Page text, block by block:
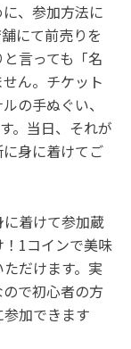
、参加方法に
にて前売りを
言っても「名
ん。チケット
の手ぬぐい、
。当日、それが
身に着けてご
着けて参加蔵
1コインで美味
だけます。実
で初心者の方
加できます